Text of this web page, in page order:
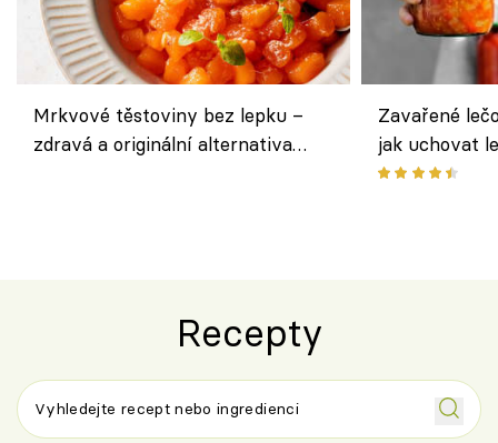
Mrkvové těstoviny bez lepku –
zdravá a originální alternativa
Zavařené
jak uchovat
Recepty